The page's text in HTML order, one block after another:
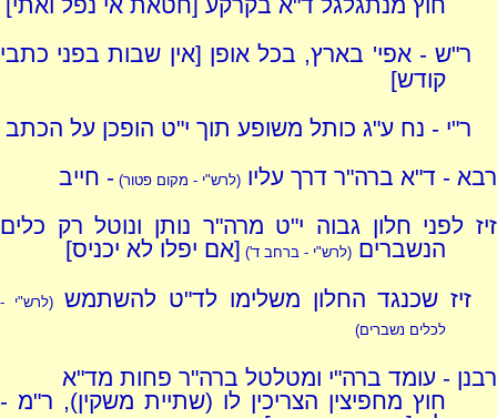
ר"ש - אפי' בארץ, בכל אופן [אין שבות בפני כתבי
קודש]
ר"י - נח ע"ג כותל משופע תוך י"ט הופכן על הכתב
רבא - ד"א ברה"ר דרך עליו (לרש"י - מקום פטור) - חייב
זיז לפני חלון גבוה י"ט מרה"ר נותן ונוטל רק כלים
הנשברים(לרש"י - ברחב ד') [אם יפלו לא יכניס]
זיז שכנגד החלון משלימו לד"ט להשתמש(לרש"י -
לכלים נשברים)
רבנן - עומד ברה"י ומטלטל ברה"ר פחות מד"א
חוץ מחפיצין הצריכין לו (שתיית משקין), ר"מ -